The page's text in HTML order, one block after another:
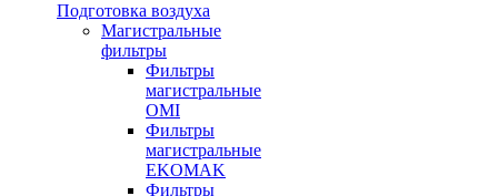
Подготовка воздуха
Магистральные
фильтры
Фильтры
магистральные
OMI
Фильтры
магистральные
EKOMAK
Фильтры